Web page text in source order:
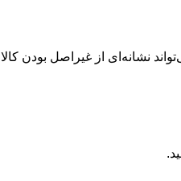
نشانه‌ای از غیراصل بودن کالا